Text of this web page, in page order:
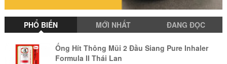
Voucher Emeralda Ninh Binh Resort
2N1Đ
Chỉ với 💰1.450.000/voucher 2N1Đ hạn
đến 30/06/2022. Đặt ngay cùng AloTrip
PHỔ BIẾN MỚI NHẤT ĐANG ĐỌC
Ống Hít Thông Mũi 2 Đầu Siang Pure Inhaler
Formula II Thái Lan